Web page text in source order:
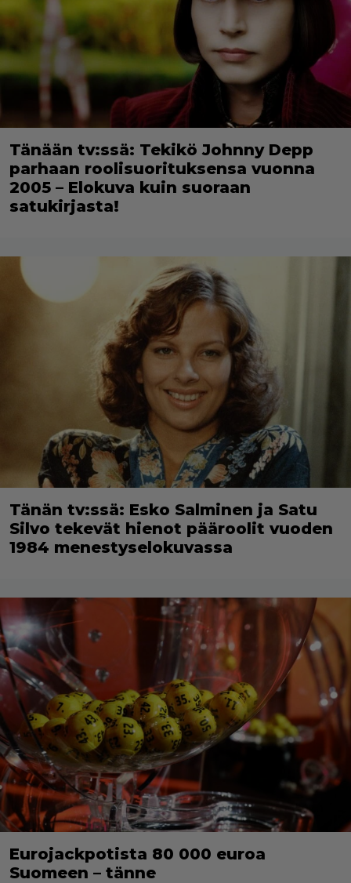
Tänään tv:ssä: Tekikö Johnny Depp
parhaan roolisuorituksensa vuonna
2005 – Elokuva kuin suoraan
satukirjasta!
Tänän tv:ssä: Esko Salminen ja Satu
Silvo tekevät hienot pääroolit vuoden
1984 menestyselokuvassa
Eurojackpotista 80 000 euroa
Suomeen – tänne